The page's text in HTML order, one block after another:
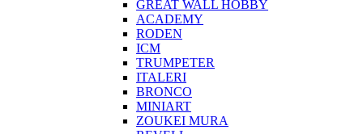
GREAT WALL HOBBY
ACADEMY
RODEN
ICM
TRUMPETER
ITALERI
BRONCO
MINIART
ZOUKEI MURA